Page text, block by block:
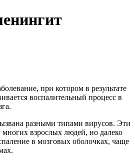
при котором в результате
воспалительный процесс в
разными типами вирусов. Эти
взрослых людей, но далеко
в мозговых оболочках, чаще